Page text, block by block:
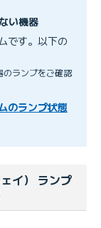
い機器
です。以下の
ランプをご確認
のランプ状態
イ） ランプ